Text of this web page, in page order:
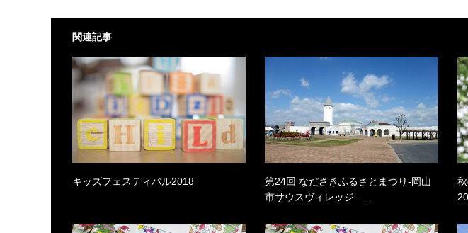
関連記事
キッズフェスティバル2018
第24回 なださきふるさとまつり-岡山
市サウスヴィレッジ –…